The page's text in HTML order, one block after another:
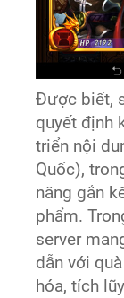
Được biết,
quyết định
triển nội
Quốc),
năng gắn
phẩm.
server
dẫn với
hóa, tích